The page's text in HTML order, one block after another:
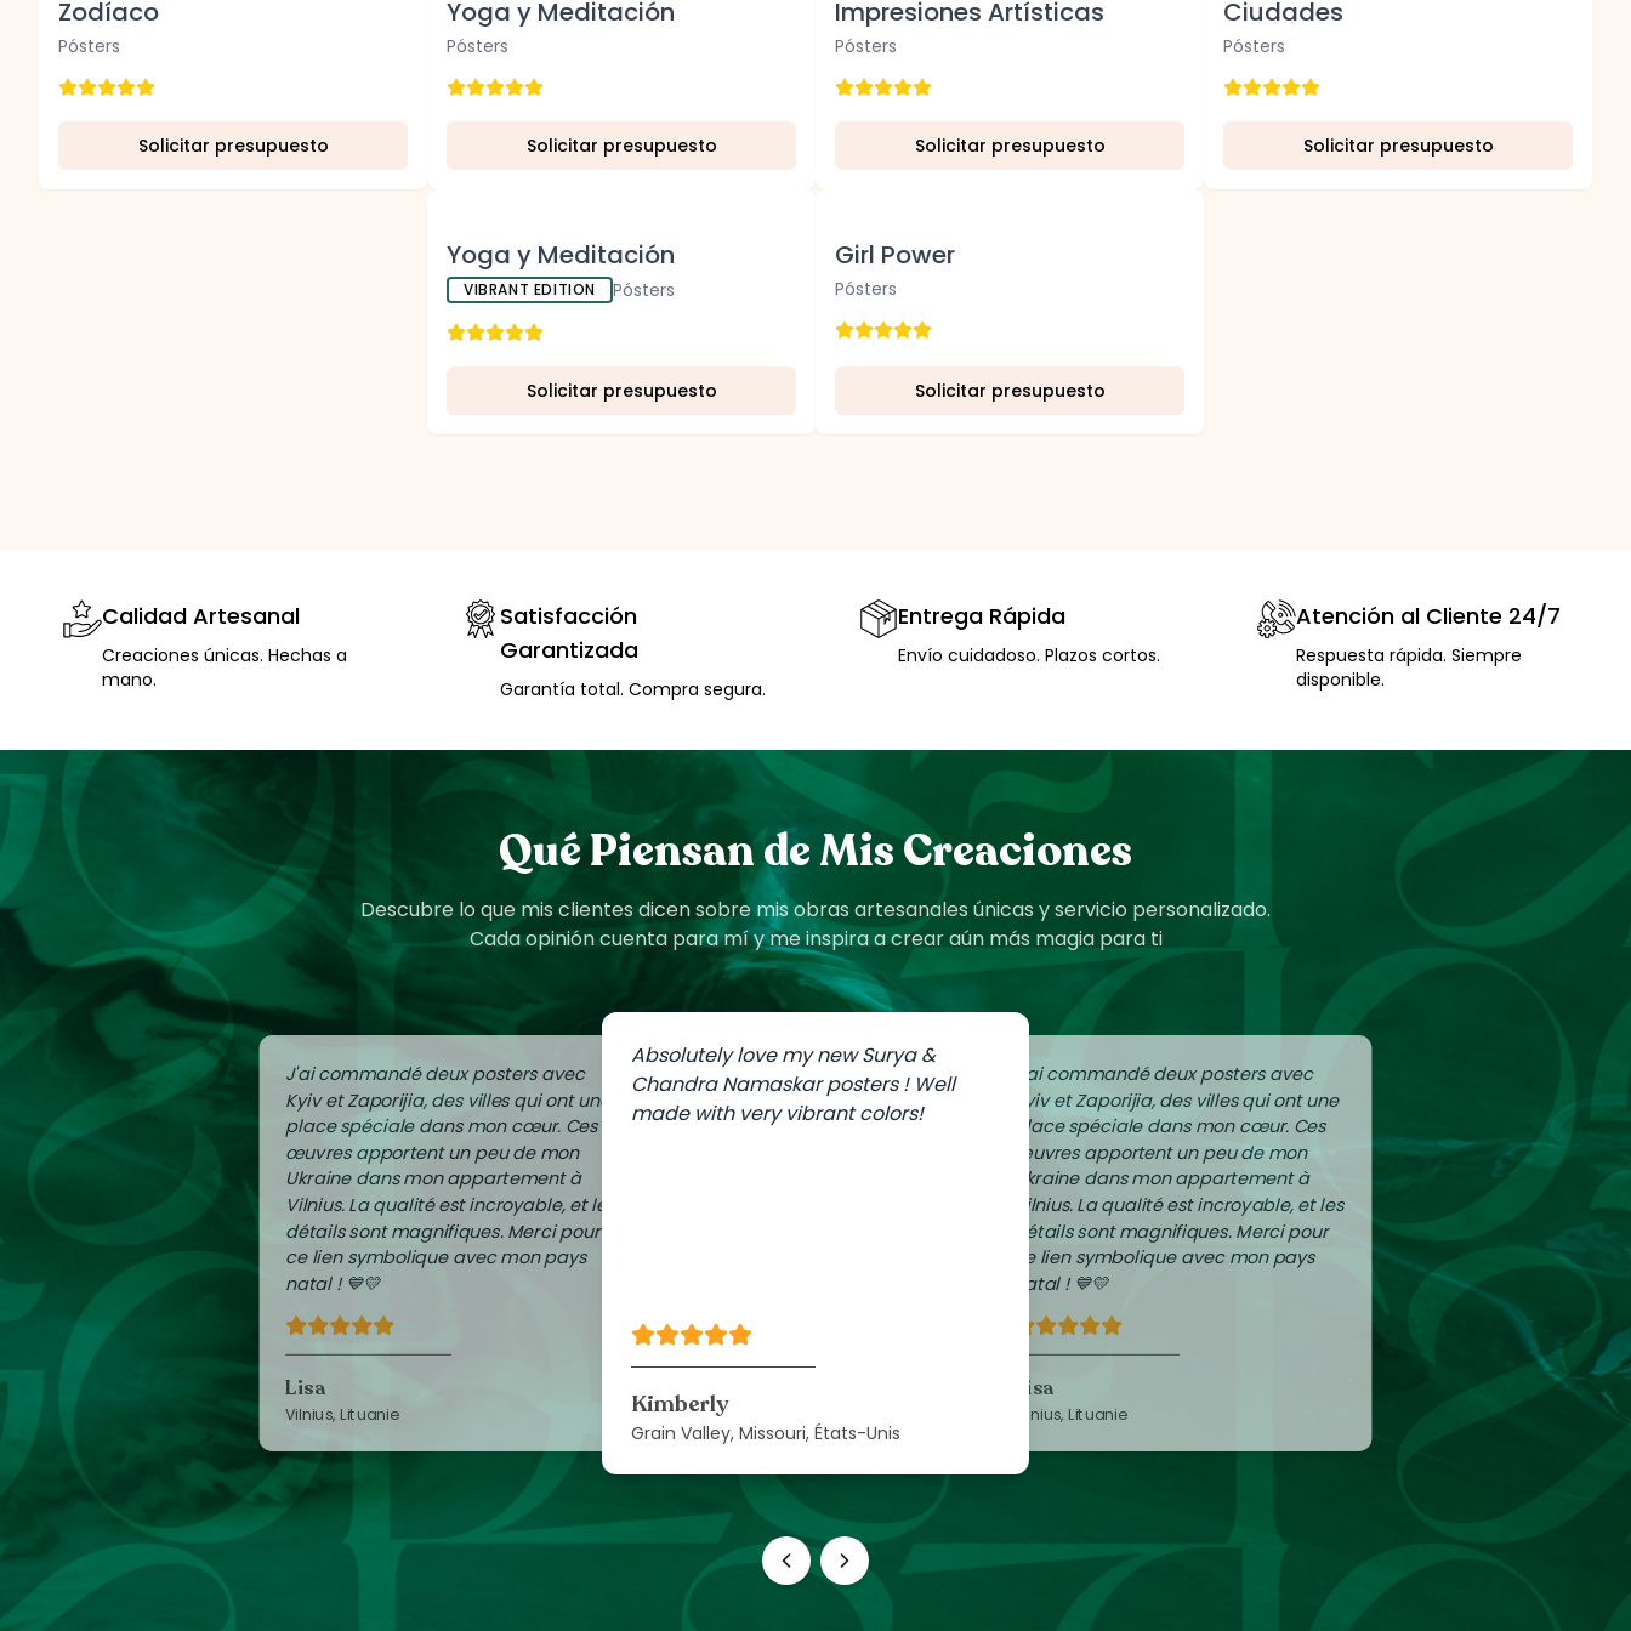
Zodíaco
Pósters
Solicitar presupuesto
Yoga y Meditación
Pósters
Solicitar presupuesto
Impresiones Artísticas
Pósters
Solicitar presupuesto
Ciudades
Pósters
Solicitar presupuesto
Yoga y Meditación
VIBRANT EDITION Pósters
Solicitar presupuesto
Girl Power
Pósters
Solicitar presupuesto
Calidad Artesanal
Creaciones únicas. Hechas a
mano.
Satisfacción
Garantizada
Garantía total. Compra segura.
Entrega Rápida
Envío cuidadoso. Plazos cortos.
Atención al Cliente 24/7
Respuesta rápida. Siempre
disponible.
Qué Piensan de Mis Creaciones
Descubre lo que mis clientes dicen sobre mis obras artesanales únicas y servicio personalizado.
Cada opinión cuenta para mí y me inspira a crear aún más magia para ti
J'ai commandé deux posters avec
Kyiv et Zaporijia, des villes qui ont une
place spéciale dans mon cœur. Ces
œuvres apportent un peu de mon
Ukraine dans mon appartement à
Vilnius. La qualité est incroyable, et les
détails sont magnifiques. Merci pour
ce lien symbolique avec mon pays
natal ! 💙💛
Lisa
Vilnius, Lituanie
Absolutely love my new Surya &
Chandra Namaskar posters ! Well
made with very vibrant colors!
Kimberly
Grain Valley, Missouri, États-Unis
J'ai commandé deux posters avec
Kyiv et Zaporijia, des villes qui ont une
place spéciale dans mon cœur. Ces
œuvres apportent un peu de mon
Ukraine dans mon appartement à
Vilnius. La qualité est incroyable, et les
détails sont magnifiques. Merci pour
ce lien symbolique avec mon pays
natal ! 💙💛
Lisa
Vilnius, Lituanie